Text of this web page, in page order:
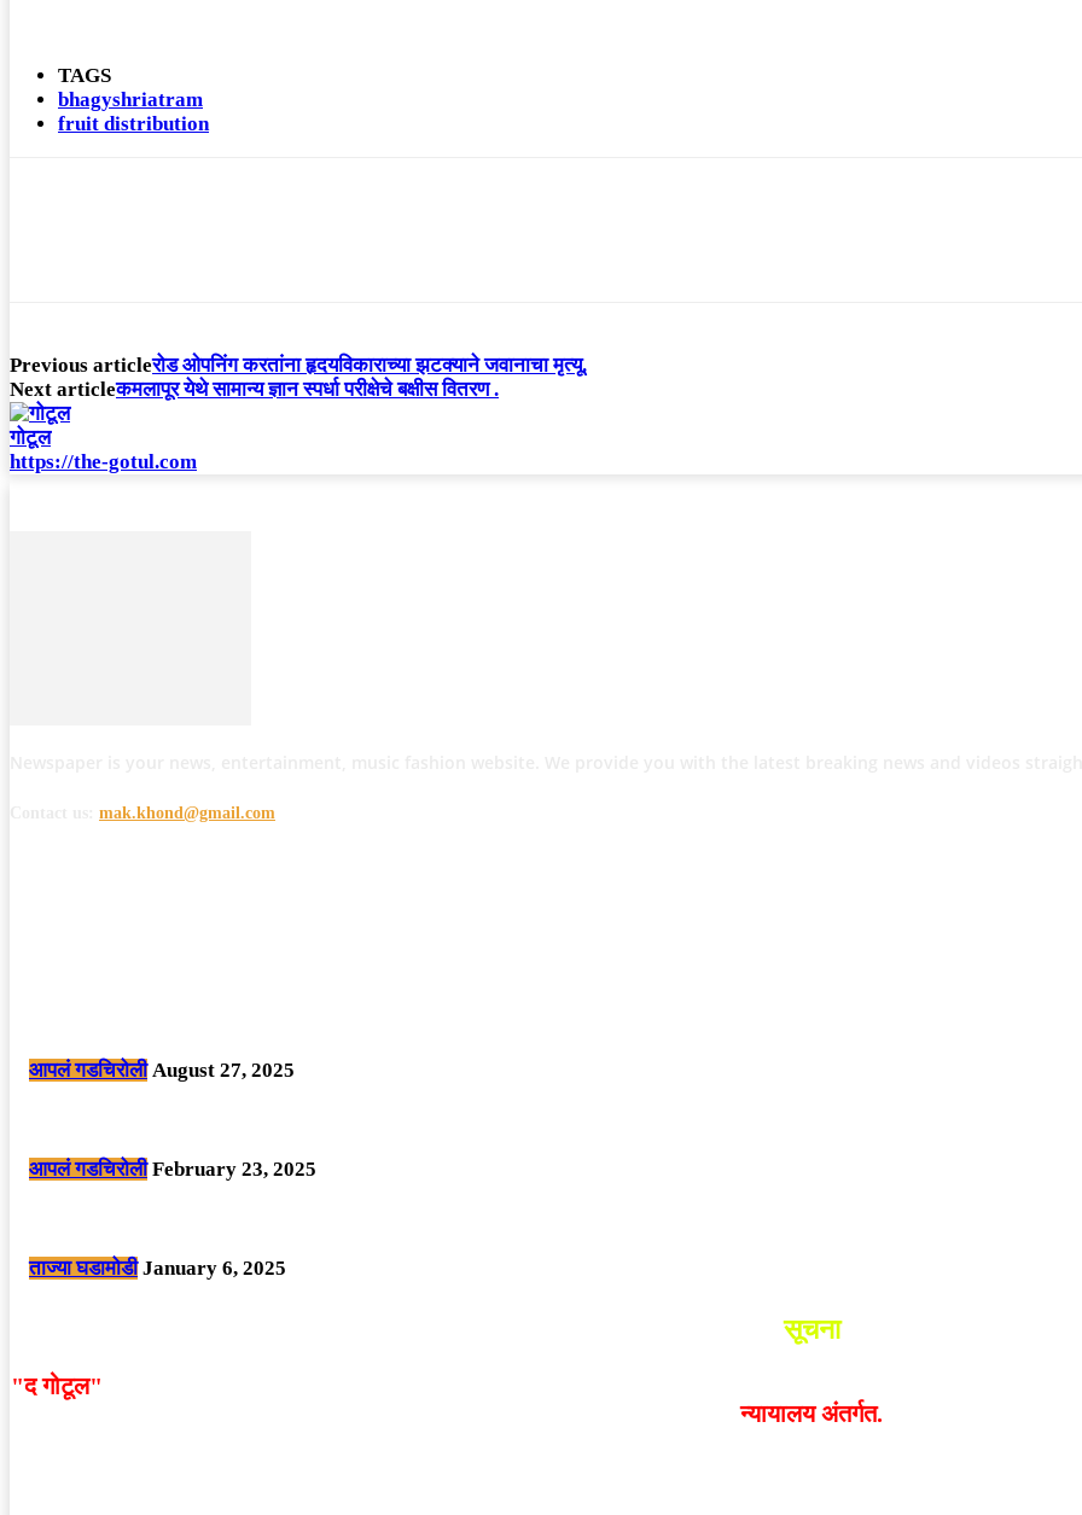
TAGS
bhagyshriatram
fruit distribution
Previous articleरोड ओपनिंग करतांना हृदयविकाराच्या झटक्याने जवानाचा मृत्यू.
Next articleकमलापूर येथे सामान्य ज्ञान स्पर्धा परीक्षेचे बक्षीस वितरण .
गोटूल
https://the-gotul.com
mak.khond@gmail.com
आपलं गडचिरोली August 27, 2025
आपलं गडचिरोली February 23, 2025
ताज्या घडामोडी January 6, 2025
सूचना
"द गोटूल"
न्यायालय अंतर्गत.